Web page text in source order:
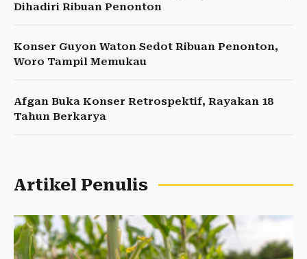
Dihadiri Ribuan Penonton
Konser Guyon Waton Sedot Ribuan Penonton,
Woro Tampil Memukau
Afgan Buka Konser Retrospektif, Rayakan 18
Tahun Berkarya
Artikel Penulis